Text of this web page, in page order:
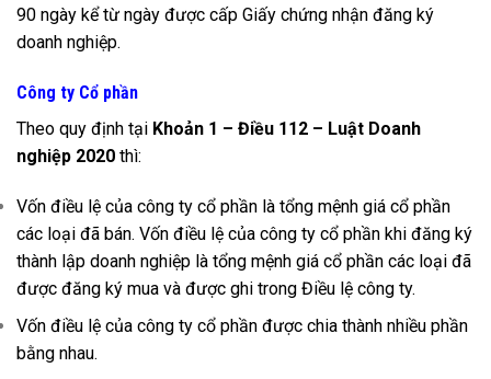
90 ngày kể từ ngày được cấp Giấy chứng nhận đăng ký
doanh nghiệp.
Công ty Cổ phần
Theo quy định tại Khoản 1 – Điều 112 – Luật Doanh
nghiệp 2020 thì:
Vốn điều lệ của công ty cổ phần là tổng mệnh giá cổ phần
các loại đã bán. Vốn điều lệ của công ty cổ phần khi đăng ký
thành lập doanh nghiệp là tổng mệnh giá cổ phần các loại đã
được đăng ký mua và được ghi trong Điều lệ công ty.
Vốn điều lệ của công ty cổ phần được chia thành nhiều phần
bằng nhau.